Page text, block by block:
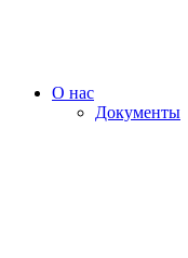
О нас
Документы